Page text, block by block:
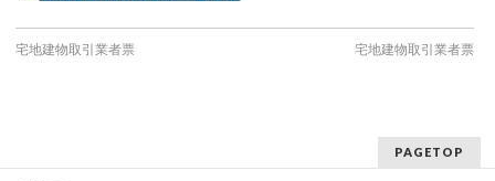
宅地建物取引業者票 宅地建物取引業者票
PAGETOP